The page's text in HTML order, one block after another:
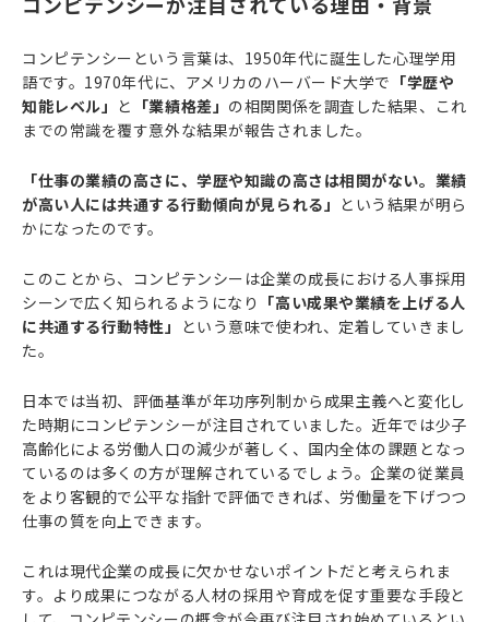
コンピテンシーという言葉は、1950年代に誕生した心理学用
語です。1970年代に、アメリカのハーバード大学で 「学歴や
知能レベル」 と 「業績格差」 の相関関係を調査した結果、これ
までの常識を覆す意外な結果が報告されました。
「仕事の業績の高さに、学歴や知識の高さは相関がない。業績
が高い人には共通する行動傾向が見られる」 という結果が明ら
かになったのです。
このことから、コンピテンシーは企業の成長における人事採用
シーンで広く知られるようになり 「高い成果や業績を上げる人
に共通する行動特性」 という意味で使われ、定着していきまし
た。
日本では当初、評価基準が年功序列制から成果主義へと変化し
た時期にコンピテンシーが注目されていました。近年では少子
高齢化による労働人口の減少が著しく、国内全体の課題となっ
ているのは多くの方が理解されているでしょう。企業の従業員
をより客観的で公平な指針で評価できれば、労働量を下げつつ
仕事の質を向上できます。
これは現代企業の成長に欠かせないポイントだと考えられま
す。より成果につながる人材の採用や育成を促す重要な手段と